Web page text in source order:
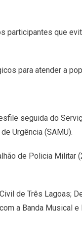
participantes que
para atender a
seguida do
Urgência (SAMU).
de Policia Militar
de Três Lagoas;
a Banda Musical